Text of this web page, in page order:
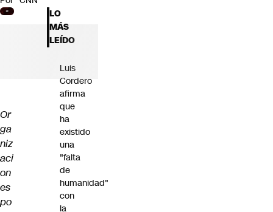
Or
ga
niz
aci
on
es
po
LO
MÁS
LEÍDO
Luis
Cordero
afirma
que
ha
existido
una
"falta
de
humanidad"
con
la